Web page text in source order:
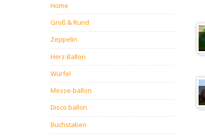
Home
Groß & Rund
Zeppelin
Herz-Ballon
Würfel
Messe-ballon
Disco ballon
Buchstaben